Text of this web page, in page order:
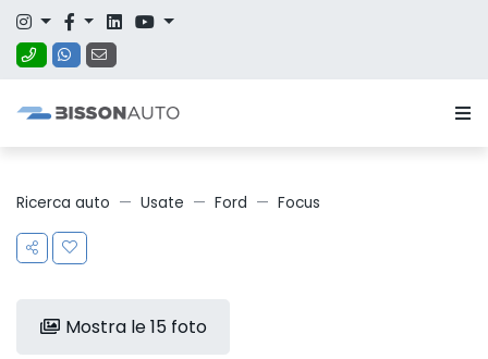
Ricerca auto Usate Ford Focus
Mostra le 15 foto